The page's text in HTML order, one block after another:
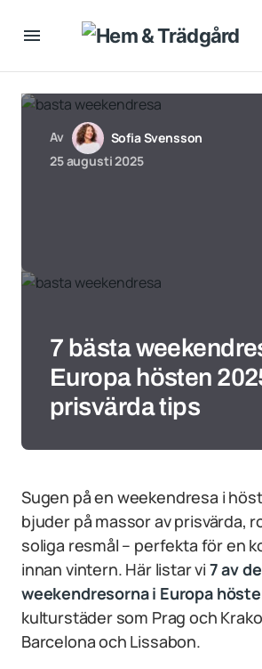
Av
Sofia Svensson
25 augusti 2025
7 bästa
Europa hösten
prisvärda tips
Sugen på en weekendresa i
bjuder på massor av prisvärda,
soliga resmål – perfekta för en
innan vintern. Här listar vi 7 av
weekendresorna i Europa
kulturstäder som Prag och
Barcelona och Lissabon.